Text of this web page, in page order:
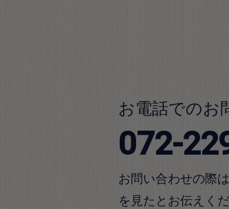
お電話でのお
072-
お問い合わせの際
を見たとお伝えくだ